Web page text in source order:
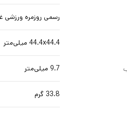
رسمی روزمره ورزشی
44.4x44.4 میلی‌متر
9.7 میلی‌متر
33.8 گرم